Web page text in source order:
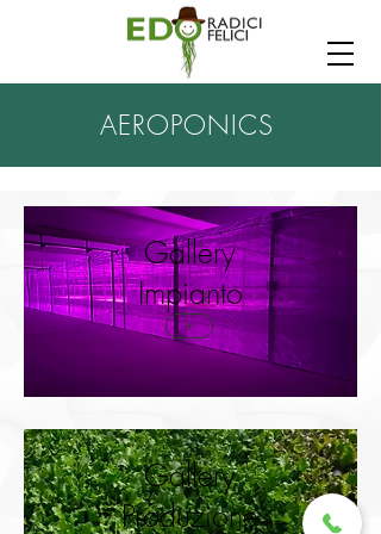
AEROPONICS
Gallery
Impianto
+
Gallery
Produzione